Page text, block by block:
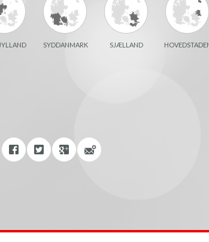
SYDDANMARK SJÆLLAND